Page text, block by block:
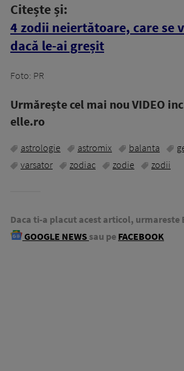
Citește și:
4 zodii neiertătoare, care se
dacă le-ai greșit
Foto: PR
Urmăreşte cel mai nou VIDEO
elle.ro
astrologie astromix balanta
varsator
zodiac zodie zodii
Daca ti-a placut acest articol, urmareste
GOOGLE NEWS sau pe FACEBOOK